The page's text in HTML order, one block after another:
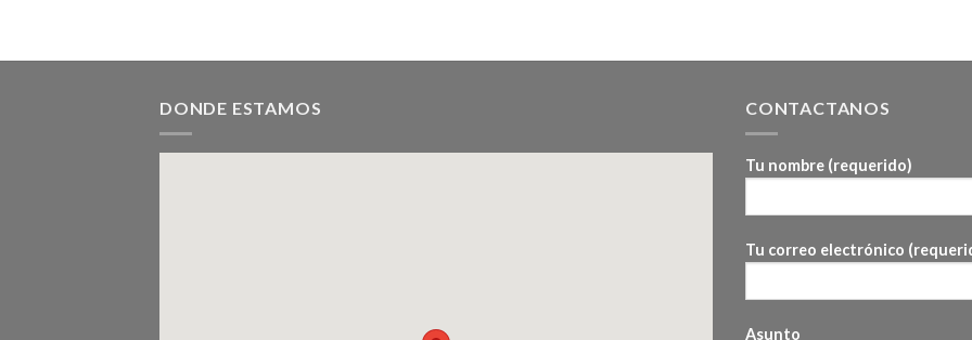
DONDE ESTAMOS CONTACTANOS
Tu nombre (requerido)
Tu correo electrónico
Asunto